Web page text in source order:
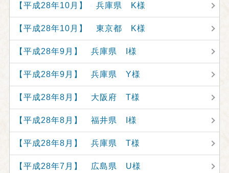
【平成28年10月】 兵庫県 K様
【平成28年10月】 東京都 K様
【平成28年9月】 兵庫県 I様
【平成28年9月】 兵庫県 Y様
【平成28年8月】 大阪府 T様
【平成28年8月】 福井県 I様
【平成28年8月】 兵庫県 T様
【平成28年7月】 広島県 U様